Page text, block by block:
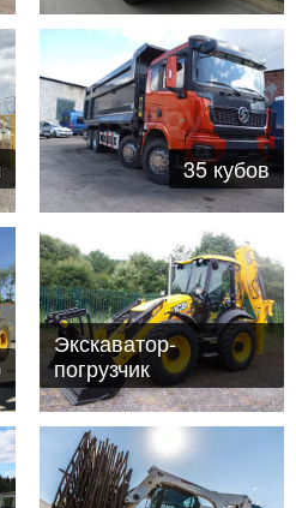
35 кубов
Экскаватор-
погрузчик